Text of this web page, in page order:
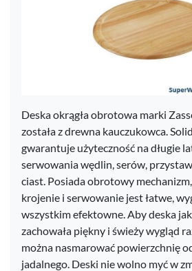
Deska okrągła obrotowa marki
została z drewna kauczukowca.
gwarantuje użyteczność na długie
serwowania wędlin, serów,
ciast. Posiada obrotowy
krojenie i serwowanie jest łatwe,
wszystkim efektowne. Aby deska
zachowała piękny i świeży wygląd
można nasmarować powierzchnię
jadalnego. Deski nie wolno myć w